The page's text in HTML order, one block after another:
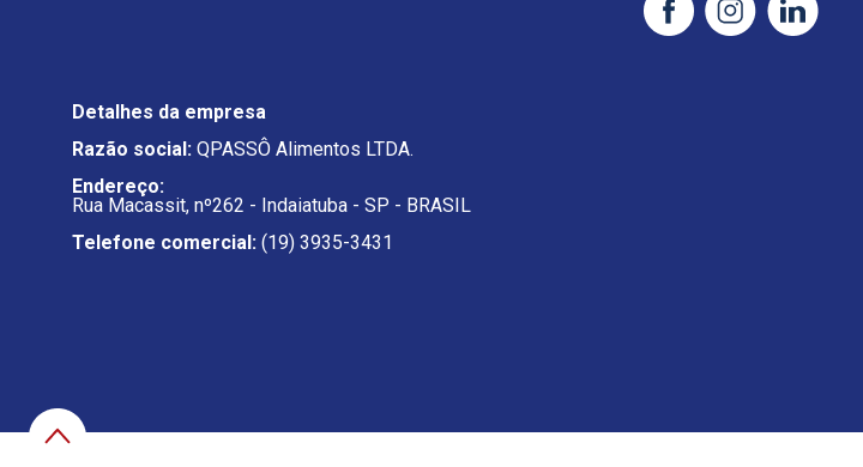
Detalhes da empresa
Razão social: QPASSÔ Alimentos LTDA.
Endereço:
Rua Macassit, nº262 - Indaiatuba - SP - BRASIL
Telefone comercial: (19) 3935-3431